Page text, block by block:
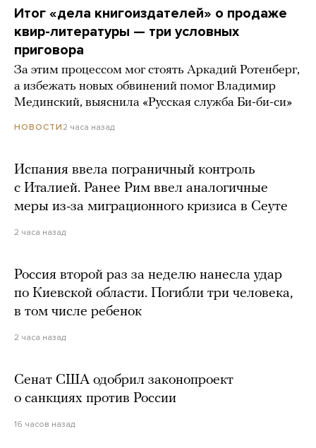
Итог «дела книгоиздателей» о продаже
квир-литературы — три условных
приговора
За этим процессом мог стоять Аркадий Ротенберг,
а избежать новых обвинений помог Владимир
Мединский, выяснила «Русская служба Би-би-си»
НОВОСТИ2 часа назад
Испания ввела пограничный контроль
с Италией. Ранее Рим ввел аналогичные
меры из-за миграционного кризиса в Сеуте
2 часа назад
Россия второй раз за неделю нанесла удар
по Киевской области. Погибли три человека,
в том числе ребенок
2 часа назад
Сенат США одобрил законопроект
о санкциях против России
16 часов назад